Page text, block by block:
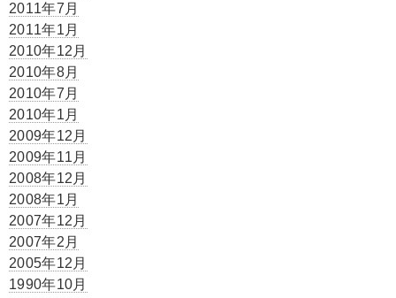
2011年7月
2011年1月
2010年12月
2010年8月
2010年7月
2010年1月
2009年12月
2009年11月
2008年12月
2008年1月
2007年12月
2007年2月
2005年12月
1990年10月